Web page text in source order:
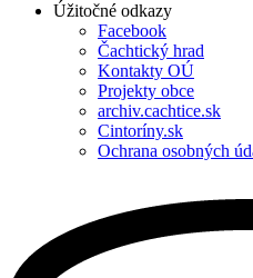
Úžitočné odkazy
Facebook
Čachtický hrad
Kontakty OÚ
Projekty obce
archiv.cachtice.sk
Cintoríny.sk
Ochrana osobných